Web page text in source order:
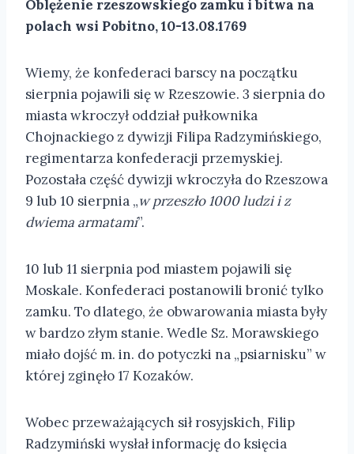
Oblężenie rzeszowskiego zamku i bitwa na
polach wsi Pobitno, 10-13.08.1769
Wiemy, że konfederaci barscy na początku
sierpnia pojawili się w Rzeszowie. 3 sierpnia do
miasta wkroczył oddział pułkownika
Chojnackiego z dywizji Filipa Radzymińskiego,
regimentarza konfederacji przemyskiej.
Pozostała część dywizji wkroczyła do Rzeszowa
9 lub 10 sierpnia „w przeszło 1000 ludzi i z
dwiema armatami”.
10 lub 11 sierpnia pod miastem pojawili się
Moskale. Konfederaci postanowili bronić tylko
zamku. To dlatego, że obwarowania miasta były
w bardzo złym stanie. Wedle Sz. Morawskiego
miało dojść m. in. do potyczki na „psiarnisku” w
której zginęło 17 Kozaków.
Wobec przeważających sił rosyjskich, Filip
Radzymiński wysłał informację do księcia